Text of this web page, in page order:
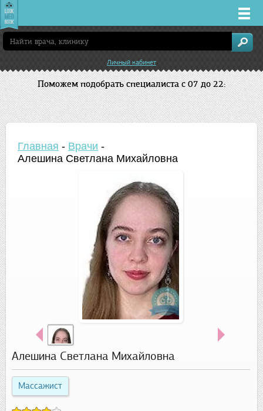
Врачи
Клиники
Заболевания
Личный кабинет
Поможем подобрать специалиста с 07 до 22:
Главная - Врачи -
Алешина Светлана Михайловна
Алешина Светлана Михайловна
Массажист